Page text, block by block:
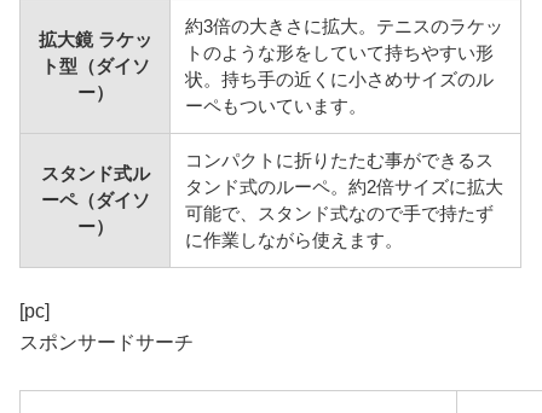
拡大鏡 ラケッ
ト型（ダイソ
ー）
約3倍の大きさに拡大。テニスのラケッ
トのような形をしていて持ちやすい形
状。持ち手の近くに小さめサイズのル
ーペもついています。
スタンド式ル
ーペ（ダイソ
ー）
コンパクトに折りたたむ事ができるス
タンド式のルーペ。約2倍サイズに拡大
可能で、スタンド式なので手で持たず
に作業しながら使えます。
[pc]
スポンサードサーチ